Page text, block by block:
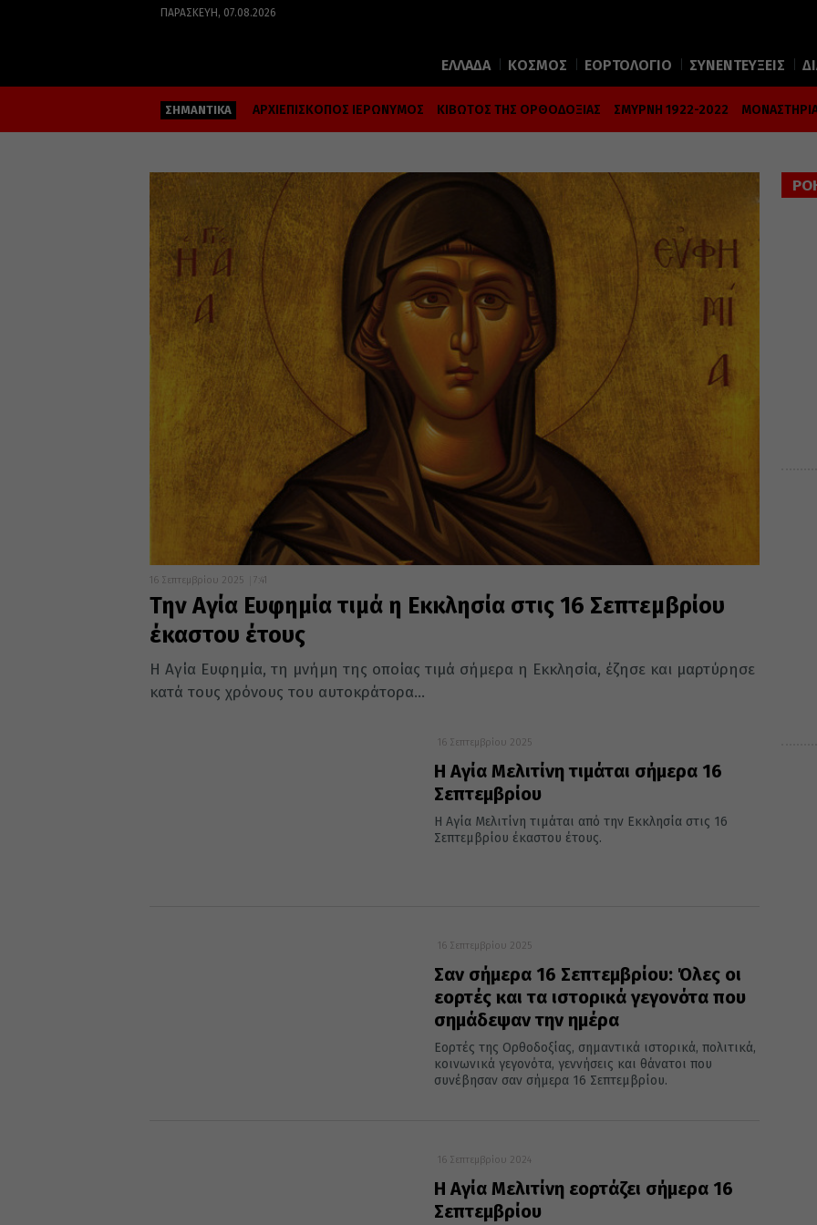
ΠΑΡΑΣΚΕΥΉ, 07.08.2026
ΕΛΛΑΔΑ ΚΟΣΜΟΣ ΕΟΡΤΟΛΟΓΙΟ ΣΥΝΕΝΤΕΥΞΕΙΣ
ΣΗΜΑΝΤΙΚΑ ΑΡΧΙΕΠΙΣΚΟΠΟΣ ΙΕΡΩΝΥΜΟΣ ΚΙΒΩΤΟΣ ΤΗΣ ΟΡΘΟΔΟΞΙΑΣ ΣΜΥΡΝΗ 1922-2022
16 Σεπτεμβρίου 2025 7:41
Την Αγία Ευφημία τιμά η Εκκλησία στις 16 Σεπτεμβρίου
έκαστου έτους
Η Αγία Ευφημία, τη μνήμη της οποίας τιμά σήμερα η Εκκλησία, έζησε και μαρτύρησε
κατά τους χρόνους του αυτοκράτορα...
16 Σεπτεμβρίου 2025
Η Αγία Μελιτίνη τιμάται σήμερα 16
Σεπτεμβρίου
Η Αγία Μελιτίνη τιμάται από την Εκκλησία στις 16
Σεπτεμβρίου έκαστου έτους.
16 Σεπτεμβρίου 2025
Σαν σήμερα 16 Σεπτεμβρίου: Όλες οι
εορτές και τα ιστορικά γεγονότα που
σημάδεψαν την ημέρα
Εορτές της Ορθοδοξίας, σημαντικά ιστορικά, πολιτικά,
κοινωνικά γεγονότα, γεννήσεις και θάνατοι που
συνέβησαν σαν σήμερα 16 Σεπτεμβρίου.
16 Σεπτεμβρίου 2024
Η Αγία Μελιτίνη εορτάζει σήμερα 16
Σεπτεμβρίου